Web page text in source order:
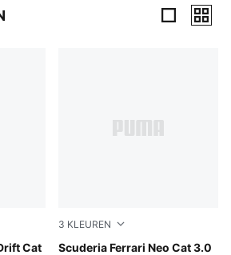
Cat
White
3 KLEUREN
Scuderia Ferrari Neo Cat 3.0
PUMA Black-Puma Aged